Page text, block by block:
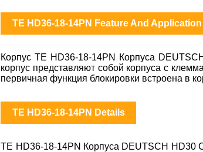
TE HD36-18-14PN Feature And Application
Корпус TE HD36-18-14PN Корпуса
корпус представляют собой корпуса с
первичная функция блокировки встроена в
TE HD36-18-14PN Details
TE HD36-18-14PN Корпуса DEUTSCH HD30